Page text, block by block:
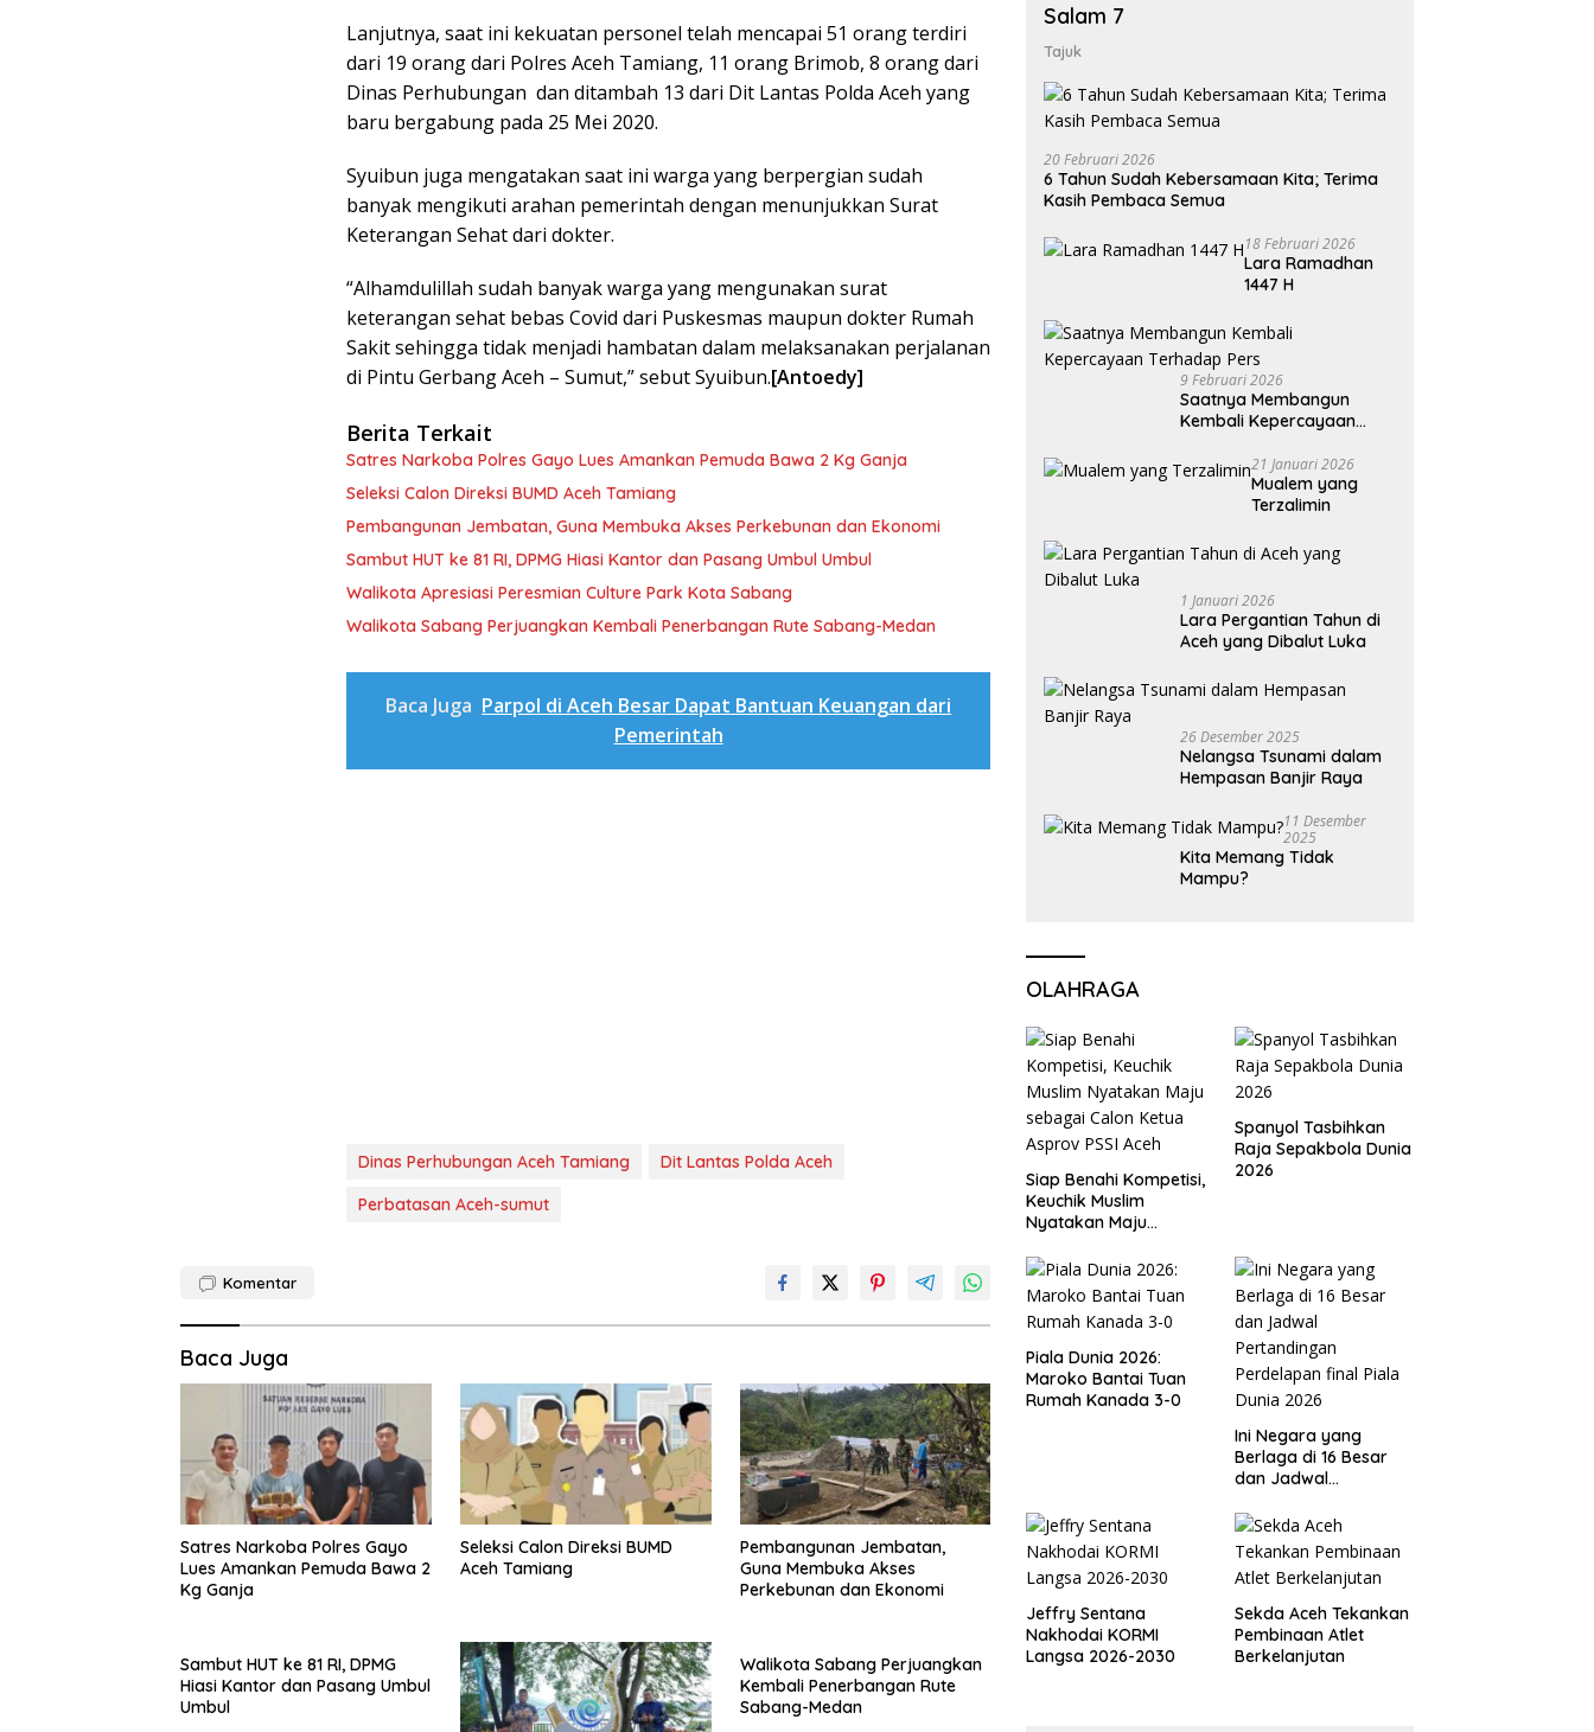
Lanjutnya, saat ini kekuatan personel telah mencapai 51 orang terdiri
dari 19 orang dari Polres Aceh Tamiang, 11 orang Brimob, 8 orang dari
Dinas Perhubungan dan ditambah 13 dari Dit Lantas Polda Aceh yang
baru bergabung pada 25 Mei 2020.
Syuibun juga mengatakan saat ini warga yang berpergian sudah
banyak mengikuti arahan pemerintah dengan menunjukkan Surat
Keterangan Sehat dari dokter.
“Alhamdulillah sudah banyak warga yang mengunakan surat
keterangan sehat bebas Covid dari Puskesmas maupun dokter Rumah
Sakit sehingga tidak menjadi hambatan dalam melaksanakan perjalanan
di Pintu Gerbang Aceh – Sumut,” sebut Syuibun.[Antoedy]
Berita Terkait
Satres Narkoba Polres Gayo Lues Amankan Pemuda Bawa 2 Kg Ganja
Seleksi Calon Direksi BUMD Aceh Tamiang
Pembangunan Jembatan, Guna Membuka Akses Perkebunan dan Ekonomi
Sambut HUT ke 81 RI, DPMG Hiasi Kantor dan Pasang Umbul Umbul
Walikota Apresiasi Peresmian Culture Park Kota Sabang
Walikota Sabang Perjuangkan Kembali Penerbangan Rute Sabang-Medan
Baca Juga Parpol di Aceh Besar Dapat Bantuan Keuangan dari
Pemerintah
Dinas Perhubungan Aceh Tamiang
Dit Lantas Polda Aceh
Perbatasan Aceh-sumut
Komentar
Baca Juga
Satres Narkoba Polres Gayo
Lues Amankan Pemuda Bawa 2
Kg Ganja
Seleksi Calon Direksi BUMD
Aceh Tamiang
Pembangunan Jembatan,
Guna Membuka Akses
Perkebunan dan Ekonomi
Sambut HUT ke 81 RI, DPMG
Hiasi Kantor dan Pasang Umbul
Umbul
Walikota Sabang Perjuangkan
Kembali Penerbangan Rute
Sabang-Medan
Salam 7
Tajuk
20 Februari 2026
6 Tahun Sudah Kebersamaan Kita; Terima
Kasih Pembaca Semua
18 Februari 2026
Lara Ramadhan
1447 H
9 Februari 2026
Saatnya Membangun
Kembali Kepercayaan
21 Januari 2026
Mualem yang
Terzalimin
1 Januari 2026
Lara Pergantian Tahun di
Aceh yang Dibalut Luka
26 Desember 2025
Nelangsa Tsunami dalam
Hempasan Banjir Raya
11 Desember
2025
Kita Memang Tidak
Mampu?
OLAHRAGA
Siap Benahi Kompetisi,
Keuchik Muslim
Nyatakan Maju
Asprov PSSI Aceh
Spanyol Tasbihkan
Raja Sepakbola Dunia
2026
Piala Dunia 2026:
Maroko Bantai Tuan
Rumah Kanada 3-0
Ini Negara yang
Berlaga di 16 Besar
dan Jadwal
Perdelapan final Piala
Dunia 2026
Jeffry Sentana
Nakhodai KORMI
Langsa 2026-2030
Sekda Aceh Tekankan
Pembinaan Atlet
Berkelanjutan